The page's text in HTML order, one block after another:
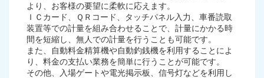
より、お客様の要望に柔軟に応えます。
ＩＣカード、ＱＲコード、タッチパネル入力、車番読取
装置等での計量を組み合わせることで、計量にかかる時
間を短縮し、無人での計量を行うことも可能です。
また、自動料金精算機や自動釣銭機を利用することによ
り、料金の支払い業務を簡単に行うことが可能です。
その他、入場ゲートや電光掲示板、信号灯などを利用し